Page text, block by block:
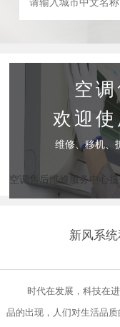
空
欢迎
维修、移机、
空调售后维修服务中心
新风系
时代在发展，科技在
品的出现，人们对生活品